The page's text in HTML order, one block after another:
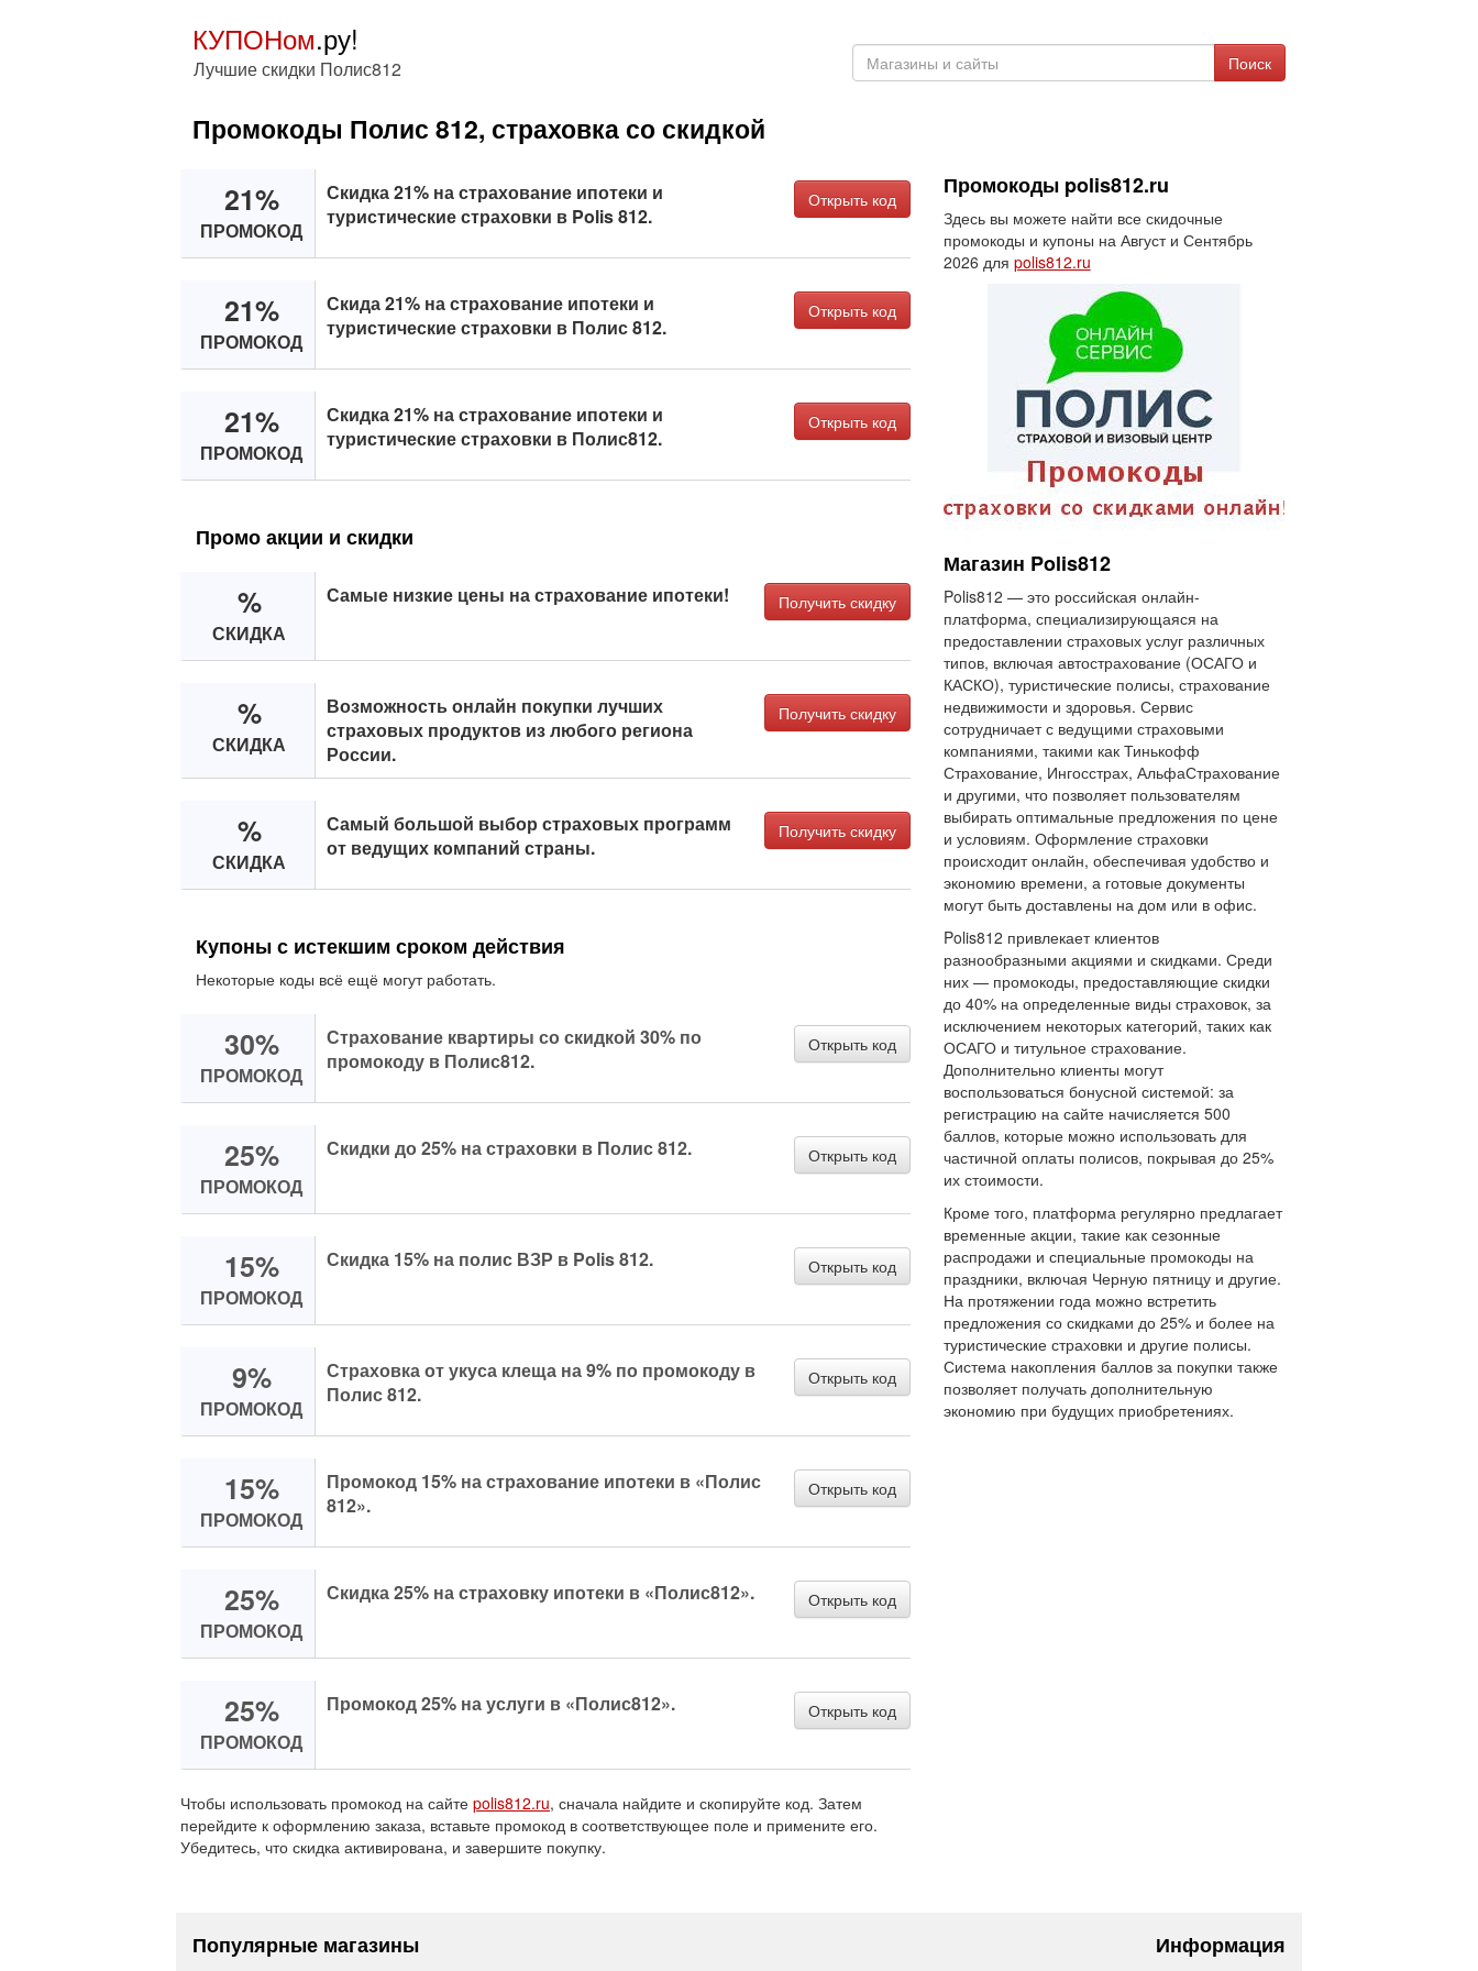
КУПОНом.ру!
Лучшие скидки Полис812 Поиск
Промокоды Полис 812, страховка со скидкой
21%
ПРОМОКОД
Скидка 21% на страхование ипотеки и
туристические страховки в Polis 812.
Открыть код
21%
ПРОМОКОД
Скида 21% на страхование ипотеки и
туристические страховки в Полис 812.
Открыть код
21%
ПРОМОКОД
Скидка 21% на страхование ипотеки и
туристические страховки в Полис812.
Открыть код
Промо акции и скидки
%
СКИДКА
Самые низкие цены на страхование ипотеки! Получить скидку
%
СКИДКА
Возможность онлайн покупки лучших
страховых продуктов из любого региона
России.
Получить скидку
%
СКИДКА
Самый большой выбор страховых программ
от ведущих компаний страны.
Получить скидку
Купоны с истекшим сроком действия
Некоторые коды всё ещё могут работать.
30%
ПРОМОКОД
Страхование квартиры со скидкой 30% по
промокоду в Полис812.
Открыть код
25%
ПРОМОКОД
Скидки до 25% на страховки в Полис 812. Открыть код
15%
ПРОМОКОД
Скидка 15% на полис ВЗР в Polis 812. Открыть код
9%
ПРОМОКОД
Страховка от укуса клеща на 9% по промокоду в
Полис 812.
Открыть код
15%
ПРОМОКОД
Промокод 15% на страхование ипотеки в «Полис
812».
Открыть код
25%
ПРОМОКОД
Скидка 25% на страховку ипотеки в «Полис812». Открыть код
25%
ПРОМОКОД
Промокод 25% на услуги в «Полис812». Открыть код
Чтобы использовать промокод на сайте polis812.ru, сначала найдите и скопируйте код. Затем
перейдите к оформлению заказа, вставьте промокод в соответствующее поле и примените его.
Убедитесь, что скидка активирована, и завершите покупку.
Промокоды polis812.ru
Здесь вы можете найти все скидочные
промокоды и купоны на Август и Сентябрь
2026 для polis812.ru
Магазин Polis812
Polis812 — это российская онлайн-
платформа, специализирующаяся на
предоставлении страховых услуг различных
типов, включая автострахование (ОСАГО и
КАСКО), туристические полисы, страхование
недвижимости и здоровья. Сервис
сотрудничает с ведущими страховыми
компаниями, такими как Тинькофф
Страхование, Ингосстрах, АльфаСтрахование
и другими, что позволяет пользователям
выбирать оптимальные предложения по цене
и условиям. Оформление страховки
происходит онлайн, обеспечивая удобство и
экономию времени, а готовые документы
могут быть доставлены на дом или в офис.
Polis812 привлекает клиентов
разнообразными акциями и скидками. Среди
них — промокоды, предоставляющие скидки
до 40% на определенные виды страховок, за
исключением некоторых категорий, таких как
ОСАГО и титульное страхование.
Дополнительно клиенты могут
воспользоваться бонусной системой: за
регистрацию на сайте начисляется 500
баллов, которые можно использовать для
частичной оплаты полисов, покрывая до 25%
их стоимости.
Кроме того, платформа регулярно предлагает
временные акции, такие как сезонные
распродажи и специальные промокоды на
праздники, включая Черную пятницу и другие.
На протяжении года можно встретить
предложения со скидками до 25% и более на
туристические страховки и другие полисы.
Система накопления баллов за покупки также
позволяет получать дополнительную
экономию при будущих приобретениях.
Популярные магазины Информация